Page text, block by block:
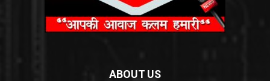
ABOUT US